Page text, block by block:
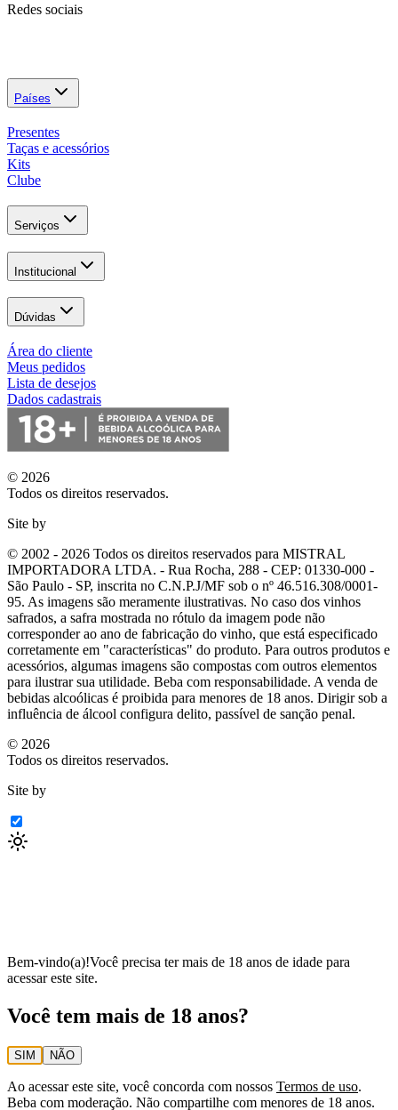
Redes sociais
Países
Presentes
Taças e acessórios
Kits
Clube
Serviços
Institucional
Dúvidas
Área do cliente
Meus pedidos
Lista de desejos
Dados cadastrais
© 2026
Todos os direitos reservados.
Site by
© 2002 - 2026 Todos os direitos reservados para MISTRAL
IMPORTADORA LTDA. - Rua Rocha, 288 - CEP: 01330-000 -
São Paulo - SP, inscrita no C.N.P.J/MF sob o nº 46.516.308/0001-
95. As imagens são meramente ilustrativas. No caso dos vinhos
safrados, a safra mostrada no rótulo da imagem pode não
corresponder ao ano de fabricação do vinho, que está especificado
corretamente em "características" do produto. Para outros produtos e
acessórios, algumas imagens são compostas com outros elementos
para ilustrar sua utilidade. Beba com responsabilidade. A venda de
bebidas alcoólicas é proibida para menores de 18 anos. Dirigir sob a
influência de álcool configura delito, passível de sanção penal.
© 2026
Todos os direitos reservados.
Site by
Bem-vindo(a)!Você precisa ter mais de 18 anos de idade para
acessar este site.
Você tem mais de 18 anos?
SIM NÃO
Ao acessar este site, você concorda com nossos Termos de uso.
Beba com moderação. Não compartilhe com menores de 18 anos.